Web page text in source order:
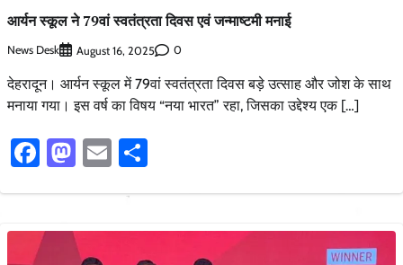
आर्यन स्कूल ने 79वां स्वतंत्रता दिवस एवं जन्माष्टमी मनाई
News Desk August 16, 2025 0
देहरादून। आर्यन स्कूल में 79वां स्वतंत्रता दिवस बड़े उत्साह और जोश के साथ
मनाया गया। इस वर्ष का विषय “नया भारत” रहा, जिसका उद्देश्य एक […]
Facebook
Mastodon
Email